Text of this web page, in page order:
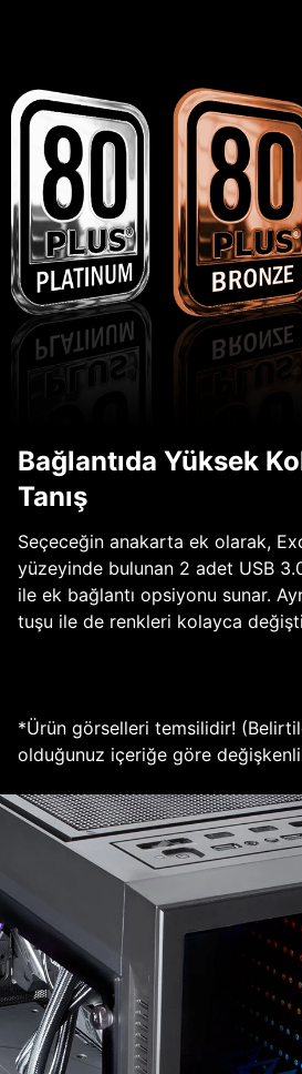
Bağlantıda Yüksek
Tanış
Seçeceğin anakarta ek olarak,
yüzeyinde bulunan 2 adet USB
ile ek bağlantı opsiyonu sunar.
tuşu ile de renkleri kolayca
*Ürün görselleri temsilidir!
olduğunuz içeriğe göre